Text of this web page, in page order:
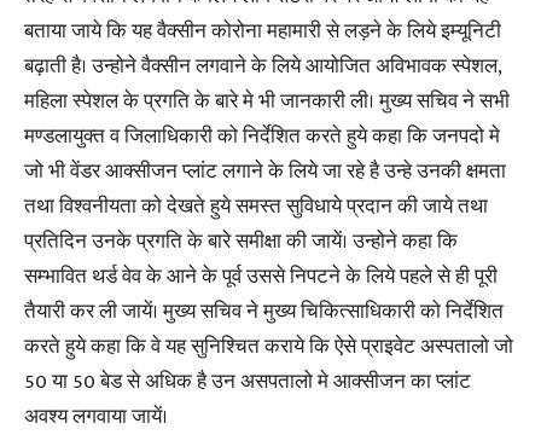
बताया जाये कि यह वैक्सीन कोरोना महामारी से लड़ने के लिये इम्यूनिटी
बढ़ाती है। उन्होने वैक्सीन लगवाने के लिये आयोजित अविभावक स्पेशल,
महिला स्पेशल के प्रगति के बारे मे भी जानकारी ली। मुख्य सचिव ने सभी
मण्डलायुक्त व जिलाधिकारी को निर्देशित करते हुये कहा कि जनपदो मे
जो भी वेंडर आक्सीजन प्लांट लगाने के लिये जा रहे है उन्हे उनकी क्षमता
तथा विश्वनीयता को देखते हुये समस्त सुविधाये प्रदान की जाये तथा
प्रतिदिन उनके प्रगति के बारे समीक्षा की जायें। उन्होने कहा कि
सम्भावित थर्ड वेव के आने के पूर्व उससे निपटने के लिये पहले से ही पूरी
तैयारी कर ली जायें। मुख्य सचिव ने मुख्य चिकित्साधिकारी को निर्देशित
करते हुये कहा कि वे यह सुनिश्चित कराये कि ऐसे प्राइवेट अस्पतालो जो
50 या 50 बेड से अधिक है उन असपतालो मे आक्सीजन का प्लांट
अवश्य लगवाया जायें।